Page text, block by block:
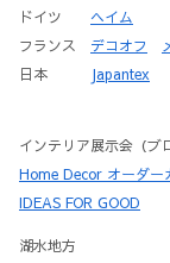
ドイツ ヘイム
フランス デコオフ
日本
Japantex
インテリア展示会（ブ
Home Decor オーダ
IDEAS FOR GOOD
湖水地方